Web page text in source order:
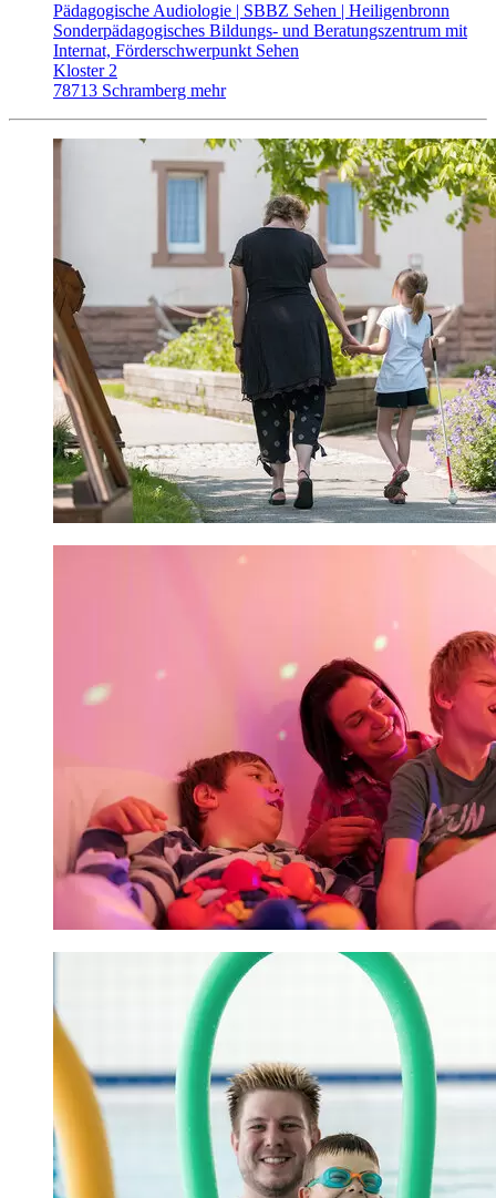
Pädagogische Audiologie | SBBZ Sehen | Heiligenbronn
Sonderpädagogisches Bildungs- und Beratungszentrum mit
Internat, Förderschwerpunkt Sehen
Kloster 2
78713 Schramberg mehr